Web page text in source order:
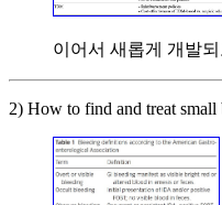
이어서 새롭게 개발
2) How to find and treat